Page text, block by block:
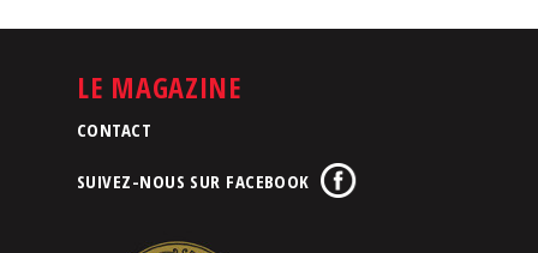
LE MAGAZINE
CONTACT
SUIVEZ-NOUS SUR FACEBOOK